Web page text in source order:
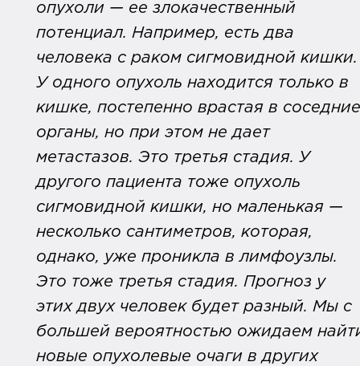
опухоли — ее злокачественный
потенциал. Например, есть два
человека с раком сигмовидной кишки.
У одного опухоль находится только в
кишке, постепенно врастая в соседние
органы, но при этом не дает
метастазов. Это третья стадия. У
другого пациента тоже опухоль
сигмовидной кишки, но маленькая —
несколько сантиметров, которая,
однако, уже проникла в лимфоузлы.
Это тоже третья стадия. Прогноз у
этих двух человек будет разный. Мы с
большей вероятностью ожидаем
новые опухолевые очаги в других